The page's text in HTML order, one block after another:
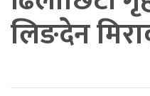
लिङदेन